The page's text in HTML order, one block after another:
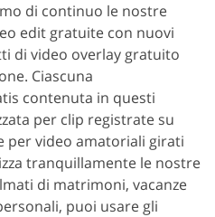
di continuo le nostre
edit gratuite con nuovi
di video overlay gratuito
Ciascuna
contenuta in questi
per clip registrate su
per video amatoriali girati
tranquillamente le nostre
di matrimoni, vacanze
puoi usare gli